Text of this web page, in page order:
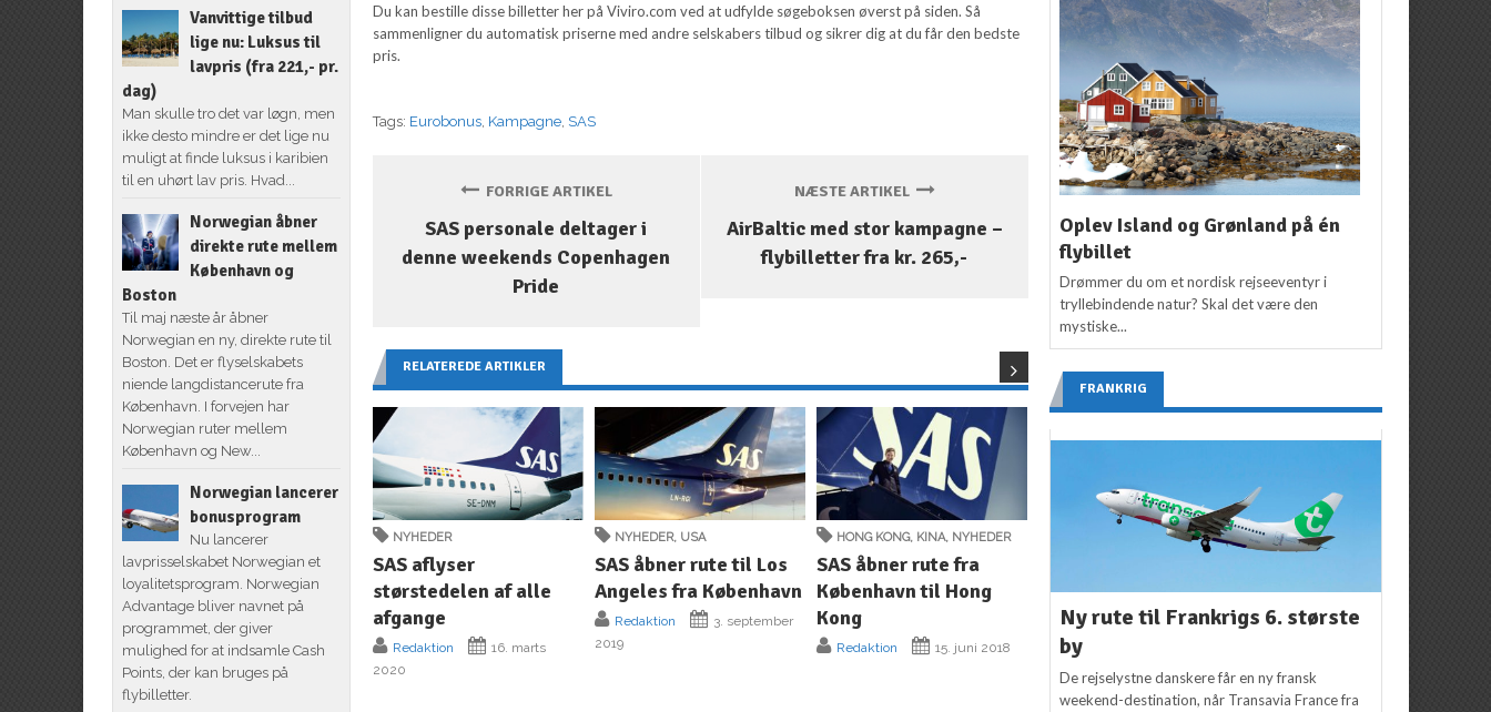
Du kan bestille disse billetter her på Viviro.com ved at udfylde søgeboksen øverst på siden. Så
sammenligner du automatisk priserne med andre selskabers tilbud og sikrer dig at du får den bedste
pris.
Tags: Eurobonus Kampagne SAS
FORRIGE ARTIKEL
SAS personale deltager i
denne weekends Copenhagen
Pride
NÆSTE ARTIKEL
AirBaltic med stor kampagne –
flybilletter fra kr. 265,-
RELATEREDE ARTIKLER
NYHEDER
SAS aflyser
størstedelen af alle
afgange
Redaktion
16. marts
2020
NYHEDER, USA
SAS åbner rute til Los
Angeles fra København
Redaktion
3. september
2019
HONG KONG, KINA, NYHEDER
SAS åbner rute fra
København til Hong
Kong
Redaktion 15. juni 2018
NYHEDER
Amerikas bedste
service
Redaktion
NYHEDER
til sommer fra
Danmark
2017
Vanvittige tilbud
lige nu: Luksus til
lavpris (fra 221,- pr.
dag)
Man skulle tro det var løgn, men
ikke desto mindre er det lige nu
muligt at finde luksus i karibien
til en uhørt lav pris. Hvad...
Norwegian åbner
direkte rute mellem
København og
Boston
Til maj næste år åbner
Norwegian en ny, direkte rute til
Boston. Det er flyselskabets
niende langdistancerute fra
København. I forvejen har
Norwegian ruter mellem
København og New...
Norwegian lancerer
bonusprogram
Nu lancerer
lavprisselskabet Norwegian et
loyalitetsprogram. Norwegian
Advantage bliver navnet på
programmet, der giver
mulighed for at indsamle Cash
Points, der kan bruges på
flybilletter.
Oplev Island og Grønland på én
flybillet
Drømmer du om et nordisk rejseeventyr i
tryllebindende natur? Skal det være den
mystiske...
FRANKRIG
Ny rute til Frankrigs 6. største
by
De rejselystne danskere får en ny fransk
weekend-destination, når Transavia France fra